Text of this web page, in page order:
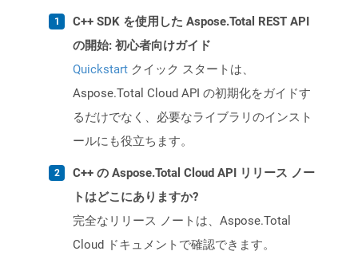
C++ SDK を使用した Aspose.Total REST API
の開始: 初心者向けガイド
Quickstart クイック スタートは、
Aspose.Total Cloud API の初期化をガイドす
るだけでなく、必要なライブラリのインスト
ールにも役立ちます。
C++ の Aspose.Total Cloud API リリース ノー
トはどこにありますか?
完全なリリース ノートは、Aspose.Total
Cloud ドキュメントで確認できます。